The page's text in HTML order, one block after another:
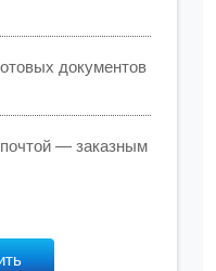
документов
— заказным